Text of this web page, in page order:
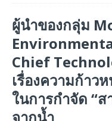
ผู้นำของกลุ่ม
Chief
เรื่องความก้าว
ในการกำจัด “